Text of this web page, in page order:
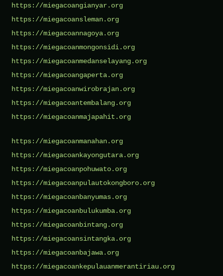
https://miegacoangianyar.org
https://miegacoansleman.org
https://miegacoannagoya.org
https://miegacoanmongonsidi.org
https://miegacoanmedanselayang.org
https://miegacoangaperta.org
https://miegacoanwirobrajan.org
https://miegacoantembalang.org
https://miegacoanmajapahit.org
https://miegacoanmanahan.org
https://miegacoankayongutara.org
https://miegacoanpohuwato.org
https://miegacoanpulautokongboro.org
https://miegacoanbanyumas.org
https://miegacoanbulukumba.org
https://miegacoanbintang.org
https://miegacoansintangka.org
https://miegacoanbajawa.org
https://miegacoankepulauanmerantiriau.org